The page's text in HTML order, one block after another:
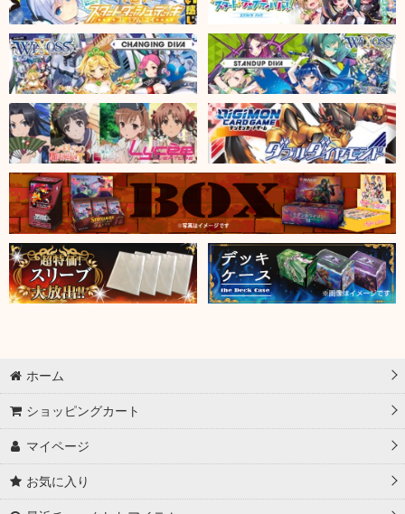
ホーム
ショッピングカート
マイページ
お気に入り